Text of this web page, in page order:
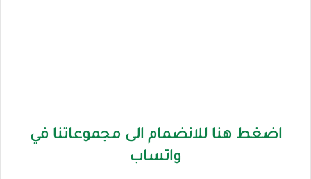
اضغط هنا للانضمام الى مجموعاتنا في
واتساب